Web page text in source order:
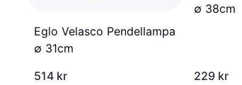
Eglo Velasco Pendellampa
∅ 31cm
514 kr
∅ 38cm
229 kr